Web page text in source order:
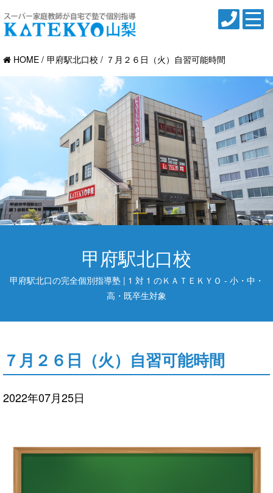
HOME 甲府駅北口校 ７月２６日（火）自習可能時間
甲府駅北口校
甲府駅北口の完全個別指導塾 | 1 対 1 のＫＡＴＥＫＹＯ - 小・中・
高・既卒生対象
７月２６日（火）自習可能時間
2022年07月25日